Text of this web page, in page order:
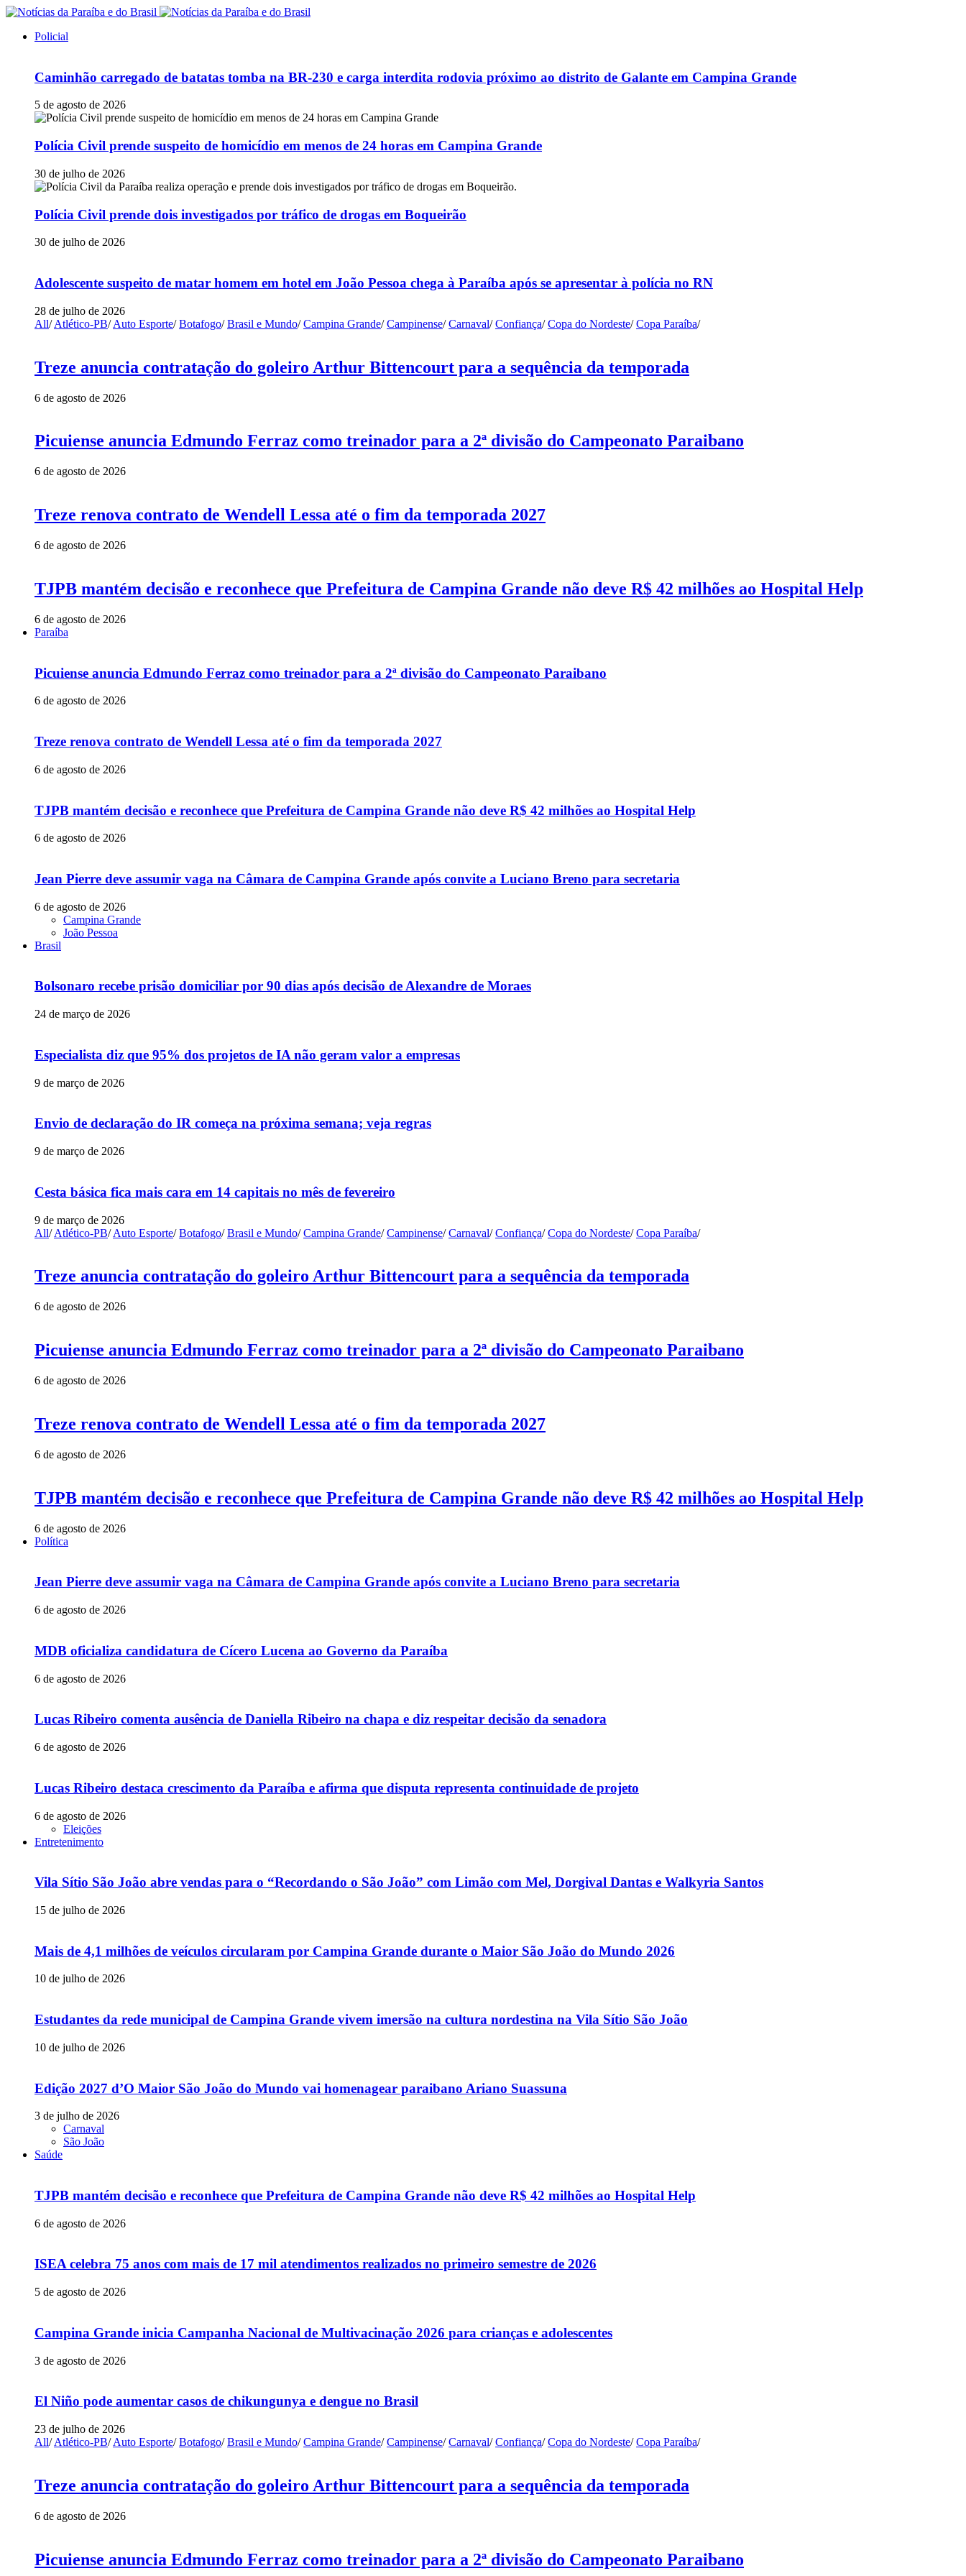
Policial
Caminhão carregado de batatas tomba na BR-230 e carga interdita rodovia próximo ao distrito de Galante em Campina Grande
5 de agosto de 2026
Polícia Civil prende suspeito de homicídio em menos de 24 horas em Campina Grande
30 de julho de 2026
Polícia Civil prende dois investigados por tráfico de drogas em Boqueirão
30 de julho de 2026
Adolescente suspeito de matar homem em hotel em João Pessoa chega à Paraíba após se apresentar à polícia no RN
28 de julho de 2026
All/ Atlético-PB/ Auto Esporte/ Botafogo/ Brasil e Mundo/ Campina Grande/ Campinense/ Carnaval/ Confiança/ Copa do Nordeste/ Copa Paraíba/
Treze anuncia contratação do goleiro Arthur Bittencourt para a sequência da temporada
6 de agosto de 2026
Picuiense anuncia Edmundo Ferraz como treinador para a 2ª divisão do Campeonato Paraibano
6 de agosto de 2026
Treze renova contrato de Wendell Lessa até o fim da temporada 2027
6 de agosto de 2026
TJPB mantém decisão e reconhece que Prefeitura de Campina Grande não deve R$ 42 milhões ao Hospital Help
6 de agosto de 2026
Paraíba
Picuiense anuncia Edmundo Ferraz como treinador para a 2ª divisão do Campeonato Paraibano
6 de agosto de 2026
Treze renova contrato de Wendell Lessa até o fim da temporada 2027
6 de agosto de 2026
TJPB mantém decisão e reconhece que Prefeitura de Campina Grande não deve R$ 42 milhões ao Hospital Help
6 de agosto de 2026
Jean Pierre deve assumir vaga na Câmara de Campina Grande após convite a Luciano Breno para secretaria
6 de agosto de 2026
Campina Grande
João Pessoa
Brasil
Bolsonaro recebe prisão domiciliar por 90 dias após decisão de Alexandre de Moraes
24 de março de 2026
Especialista diz que 95% dos projetos de IA não geram valor a empresas
9 de março de 2026
Envio de declaração do IR começa na próxima semana; veja regras
9 de março de 2026
Cesta básica fica mais cara em 14 capitais no mês de fevereiro
9 de março de 2026
All/ Atlético-PB/ Auto Esporte/ Botafogo/ Brasil e Mundo/ Campina Grande/ Campinense/ Carnaval/ Confiança/ Copa do Nordeste/ Copa Paraíba/
Treze anuncia contratação do goleiro Arthur Bittencourt para a sequência da temporada
6 de agosto de 2026
Picuiense anuncia Edmundo Ferraz como treinador para a 2ª divisão do Campeonato Paraibano
6 de agosto de 2026
Treze renova contrato de Wendell Lessa até o fim da temporada 2027
6 de agosto de 2026
TJPB mantém decisão e reconhece que Prefeitura de Campina Grande não deve R$ 42 milhões ao Hospital Help
6 de agosto de 2026
Política
Jean Pierre deve assumir vaga na Câmara de Campina Grande após convite a Luciano Breno para secretaria
6 de agosto de 2026
MDB oficializa candidatura de Cícero Lucena ao Governo da Paraíba
6 de agosto de 2026
Lucas Ribeiro comenta ausência de Daniella Ribeiro na chapa e diz respeitar decisão da senadora
6 de agosto de 2026
Lucas Ribeiro destaca crescimento da Paraíba e afirma que disputa representa continuidade de projeto
6 de agosto de 2026
Eleições
Entretenimento
Vila Sítio São João abre vendas para o “Recordando o São João” com Limão com Mel, Dorgival Dantas e Walkyria Santos
15 de julho de 2026
Mais de 4,1 milhões de veículos circularam por Campina Grande durante o Maior São João do Mundo 2026
10 de julho de 2026
Estudantes da rede municipal de Campina Grande vivem imersão na cultura nordestina na Vila Sítio São João
10 de julho de 2026
Edição 2027 d’O Maior São João do Mundo vai homenagear paraibano Ariano Suassuna
3 de julho de 2026
Carnaval
São João
Saúde
TJPB mantém decisão e reconhece que Prefeitura de Campina Grande não deve R$ 42 milhões ao Hospital Help
6 de agosto de 2026
ISEA celebra 75 anos com mais de 17 mil atendimentos realizados no primeiro semestre de 2026
5 de agosto de 2026
Campina Grande inicia Campanha Nacional de Multivacinação 2026 para crianças e adolescentes
3 de agosto de 2026
El Niño pode aumentar casos de chikungunya e dengue no Brasil
23 de julho de 2026
All/ Atlético-PB/ Auto Esporte/ Botafogo/ Brasil e Mundo/ Campina Grande/ Campinense/ Carnaval/ Confiança/ Copa do Nordeste/ Copa Paraíba/
Treze anuncia contratação do goleiro Arthur Bittencourt para a sequência da temporada
6 de agosto de 2026
Picuiense anuncia Edmundo Ferraz como treinador para a 2ª divisão do Campeonato Paraibano